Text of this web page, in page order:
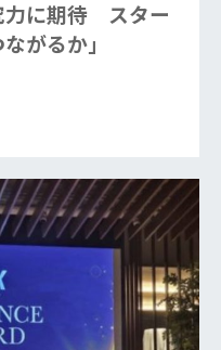
に期待 スター
がるか」